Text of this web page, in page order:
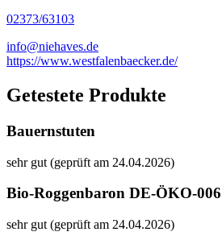
02373/63103
info@niehaves.de
https://www.westfalenbaecker.de/
Getestete Produkte
Bauernstuten
sehr gut (geprüft am 24.04.2026)
Bio-Roggenbaron DE-ÖKO-006
sehr gut (geprüft am 24.04.2026)